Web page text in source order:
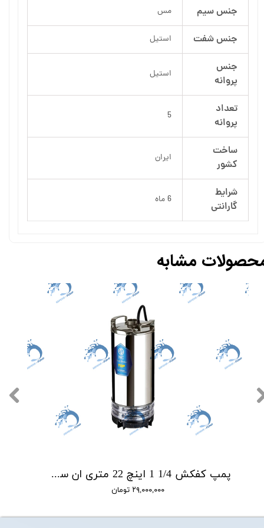
جنس سیم مس
جنس شفت استیل
جنس
پروانه
استیل
تعداد
پروانه
5
ساخت
کشور
ایران
شرایط
گارانتی
6 ماه
پمپ کفکش 1/4 1 اینچ 22 متری ان سی NC مدل NCH.22.4.1
۲۹,۰۰۰,۰۰۰ تومان
مشابه